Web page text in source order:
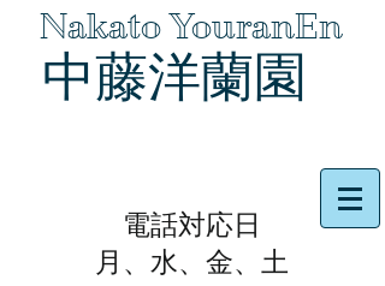
Nakato YouranEn
中藤洋蘭園
電話対応日
月、水、金、土